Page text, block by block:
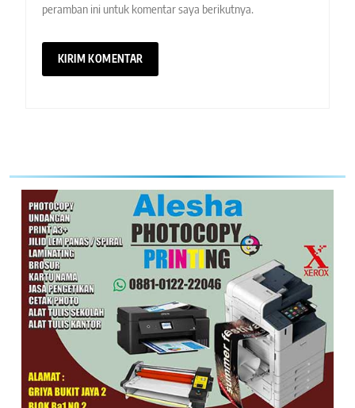
peramban ini untuk komentar saya berikutnya.